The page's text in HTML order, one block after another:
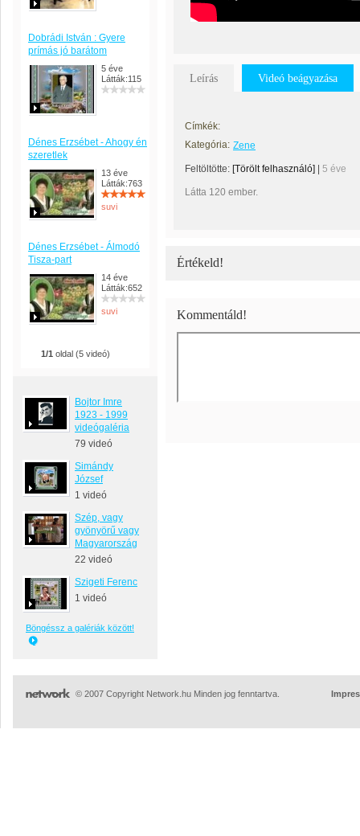
Dobrádi István : Gyere
prímás jó barátom
5 éve
Látták:115
Dénes Erzsébet - Ahogy én
szeretlek
13 éve
Látták:763
suvi
Dénes Erzsébet - Álmodó
Tisza-part
14 éve
Látták:652
suvi
1/1 oldal (5 videó)
Bojtor Imre
1923 - 1999
videógaléria
79 videó
Simándy
József
1 videó
Szép, vagy
gyönyörű vagy
Magyarország
22 videó
Szigeti Ferenc
1 videó
Böngéssz a galériák között!
Leírás Videó beágyazása
Címkék:
Kategória: Zene
Feltöltötte: [Törölt felhasználó] 5 éve
Látta 120 ember.
Értékeld!
Kommentáld!
© 2007 Copyright Network.hu Minden jog fenntartva.